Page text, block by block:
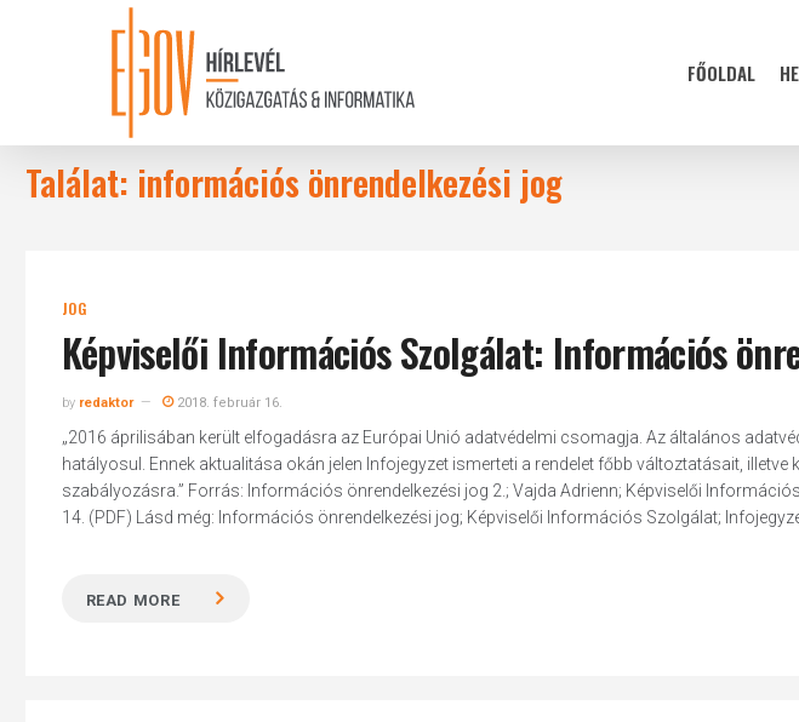
FŐOLDAL
Találat: információs önrendelkezési jog
JOG
Képviselői Információs Szolgálat: Információs
by redaktor 2018. február 16.
„2016 áprilisában került elfogadásra az Európai Unió adatvédelmi csomagja. Az általános
hatályosul. Ennek aktualitása okán jelen Infojegyzet ismerteti a rendelet főbb változtatásait, illetve
szabályozásra.” Forrás: Információs önrendelkezési jog 2.; Vajda Adrienn; Képviselői
14. (PDF) Lásd még: Információs önrendelkezési jog; Képviselői Információs Szolgálat;
READ MORE